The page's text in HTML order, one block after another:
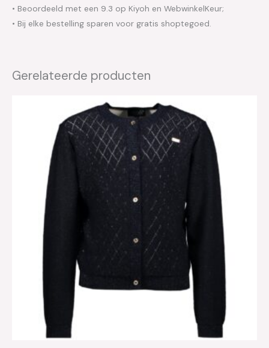
• Beoordeeld met een 9.3 op Kiyoh en WebwinkelKeur;
• Bij elke bestelling sparen voor gratis shoptegoed.
Gerelateerde producten